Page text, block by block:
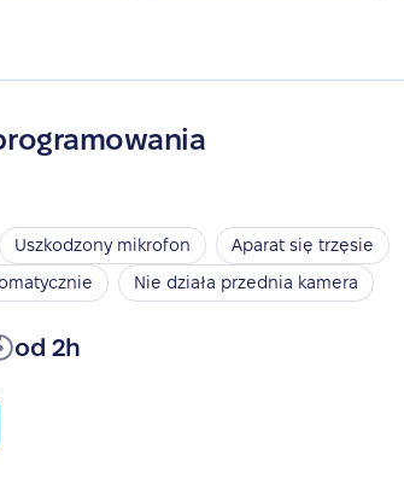
Uszkodzony mikrofon
Aparat się trzęsie
Nie działa przednia kamera
od 2h